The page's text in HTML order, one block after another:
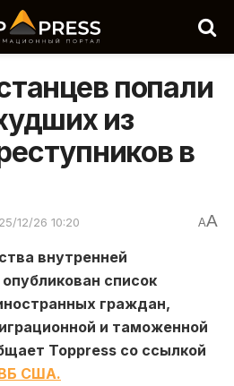
попали
из
в
12/26 10:20 AA
внутренней
список
граждан,
и таможенной
Toppress со ссылкой
США.